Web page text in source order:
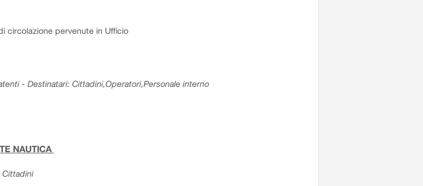
circolazione pervenute in Ufficio
- Destinatari: Cittadini,Operatori,Personale interno
NAUTICA
Cittadini